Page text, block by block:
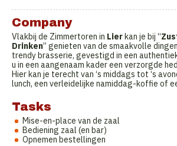
Company
Vlakbij de Zimmertoren in Lier kan je bij “
Drinken” genieten van de smaakvolle
trendy brasserie, gevestigd in een
u in een aangenaam kader een verzorgde
Hier kan je terecht van ‘s middags tot ‘s
lunch, een verleidelijke namiddag-koffie of
Tasks
Mise-en-place van de zaal
Bediening zaal (en bar)
Opnemen bestellingen